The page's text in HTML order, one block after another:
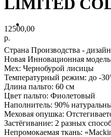
LIMITED
12500,00
р.
Страна Производства -
Новая Инновационная модель
Мех: Чернобурой лисицы
Температурный режим: до -
Длина пальто: 60 см
Цвет пальто: Фиолетовый
Наполнитель: 90%
Меховая опушка:
Застёгивание: 2 разных
Непромокаемая ткань: